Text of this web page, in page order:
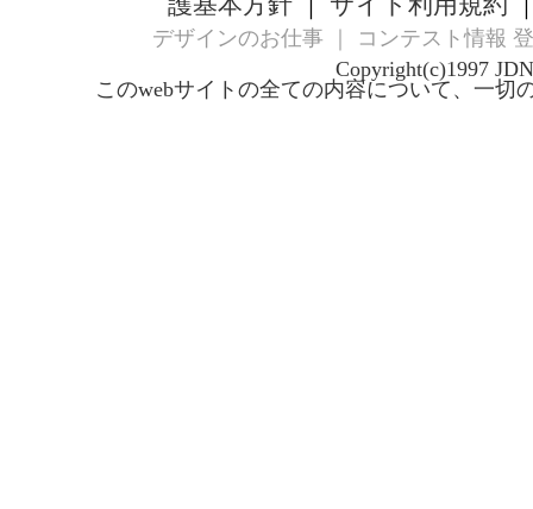
デザインのお仕事
コンテスト情報
Copyright(c)1997 JDN
このwebサイトの全ての内容について、一切